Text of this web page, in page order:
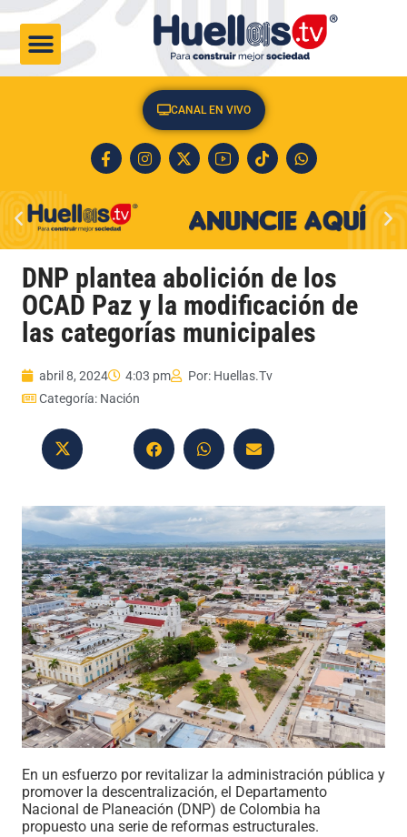
CANAL EN VIVO
DNP plantea abolición de los
OCAD Paz y la modificación de
las categorías municipales
abril 8, 2024 4:03 pm Por: Huellas.Tv
Categoría: Nación
En un esfuerzo por revitalizar la administración pública y
promover la descentralización, el Departamento
Nacional de Planeación (DNP) de Colombia ha
propuesto una serie de reformas estructurales.